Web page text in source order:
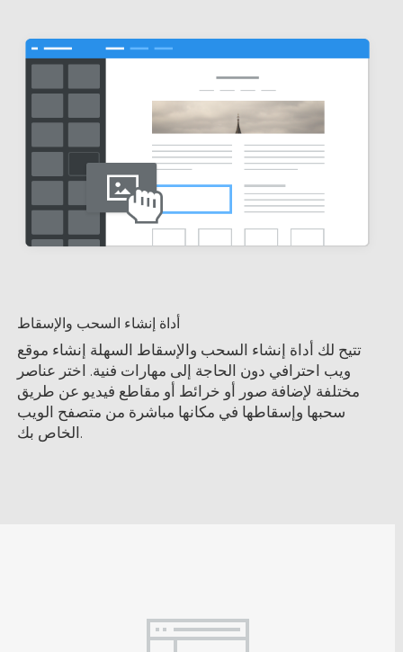
أداة إنشاء السحب والإسقاط
تتيح لك أداة إنشاء السحب والإسقاط السهلة إنشاء موقع
ويب احترافي دون الحاجة إلى مهارات فنية. اختر عناصر
مختلفة لإضافة صور أو خرائط أو مقاطع فيديو عن طريق
سحبها وإسقاطها في مكانها مباشرة من متصفح الويب
الخاص بك.